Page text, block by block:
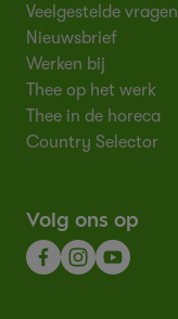
Veelgestelde vragen
Nieuwsbrief
Werken bij
Thee op het werk
Thee in de horeca
Country Selector
Volg ons op